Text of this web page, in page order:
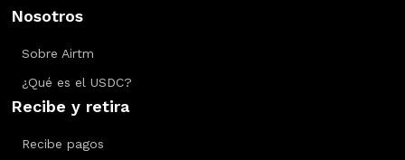
Nosotros
Sobre Airtm
¿Qué es el USDC?
Recibe y retira
Recibe pagos